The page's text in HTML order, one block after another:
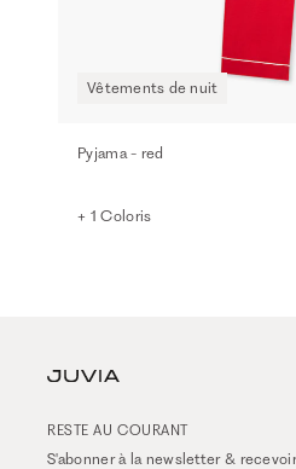
Vêtements de nuit
Pyjama - red
+ 1 Coloris
RESTE AU COURANT
S'abonner à la newsletter &